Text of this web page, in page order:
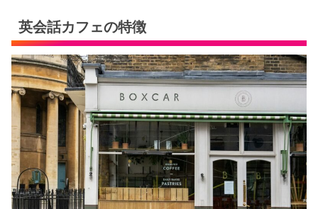
英会話カフェの特徴